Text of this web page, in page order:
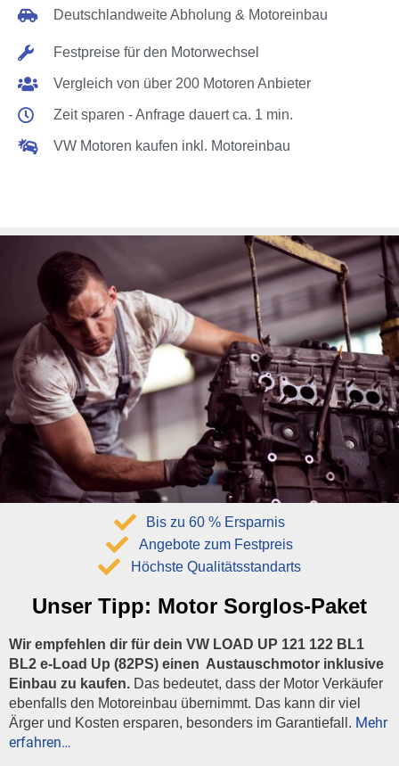
Deutschlandweite Abholung & Motoreinbau
Festpreise für den Motorwechsel
Vergleich von über 200 Motoren Anbieter
Zeit sparen - Anfrage dauert ca. 1 min.
VW Motoren kaufen inkl. Motoreinbau
Unser Tipp: Motor Sorglos-Paket
Wir empfehlen dir für dein VW LOAD UP 121 122 BL1
BL2 e-Load Up (82PS) einen Austauschmotor inklusive
Einbau zu kaufen. Das bedeutet, dass der Motor Verkäufer
ebenfalls den Motoreinbau übernimmt. Das kann dir viel
Ärger und Kosten ersparen, besonders im Garantiefall. Mehr
erfahren…
Bis zu 60 % Ersparnis
Angebote zum Festpreis
Höchste Qualitätsstandarts